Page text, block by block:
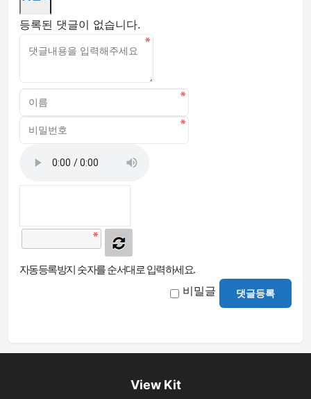
등록된 댓글이 없습니다.
자동등록방지 숫자를 순서대로 입력하세요.
비밀글 댓글등록
View Kit